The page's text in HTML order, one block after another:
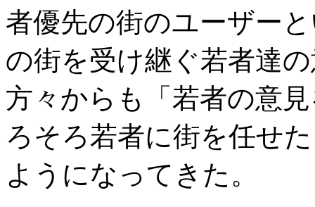
者優先の街のユーザー
の街を受け継ぐ若者達
方々からも「若者の意
ろそろ若者に街を任せ
ようになってきた。